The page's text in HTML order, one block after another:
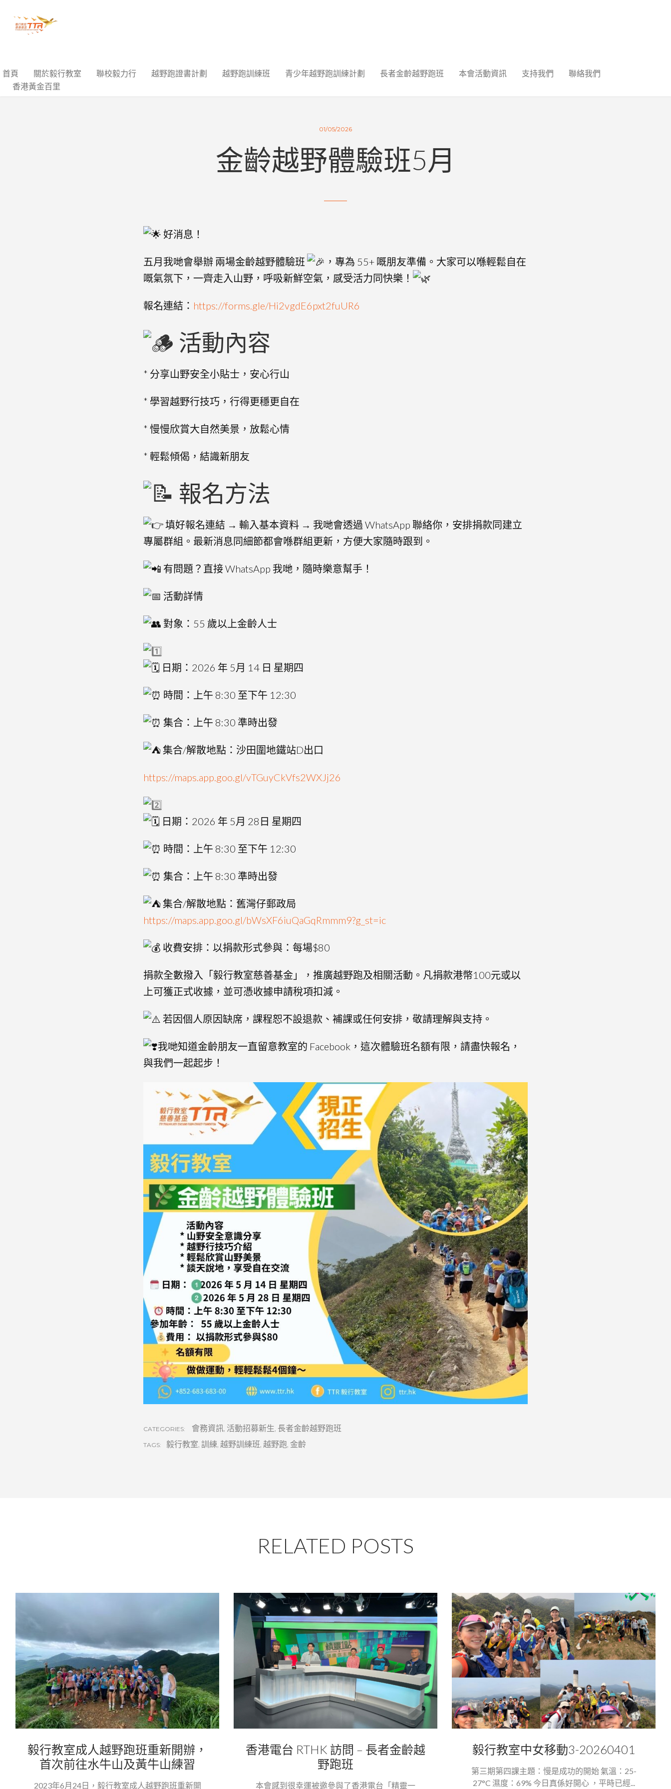
首頁 關於毅行教室 聯校毅力行 越野跑證書計劃 越野跑訓練班 青少年越野跑訓練計劃 長者金齡越野跑班 本會活動資訊 支持我們
聯絡我們
香港黃金百里
01/05/2026
金齡越野體驗班5月
好消息！
五月我哋會舉辦 兩場金齡越野體驗班
，專為 55+ 嘅朋友準備。大家可以喺輕鬆自在
嘅氣氛下，一齊走入山野，呼吸新鮮空氣，感受活力同快樂！
報名連結： https://forms.gle/Hi2vgdE6pxt2fuUR6
活動內容
* 分享山野安全小貼士，安心行山
* 學習越野行技巧，行得更穩更自在
* 慢慢欣賞大自然美景，放鬆心情
* 輕鬆傾偈，結識新朋友
報名方法
填好報名連結 → 輸入基本資料 → 我哋會透過 WhatsApp 聯絡你，安排捐款同建立
專屬群組。最新消息同細節都會喺群組更新，方便大家隨時跟到。
有問題？直接 WhatsApp 我哋，隨時樂意幫手！
活動詳情
對象：55 歲以上金齡人士
日期：2026 年 5月 14 日 星期四
時間：上午 8:30 至下午 12:30
集合：上午 8:30 準時出發
集合/解散地點：沙田圍地鐵站D出口
https://maps.app.goo.gl/vTGuyCkVfs2WXJj26
日期：2026 年 5月 28日 星期四
時間：上午 8:30 至下午 12:30
集合：上午 8:30 準時出發
集合/解散地點：舊灣仔郵政局
https://maps.app.goo.gl/bWsXF6iuQaGqRmmm9?g_st=ic
收費安排：以捐款形式參與：每場$80
捐款全數撥入「毅行教室慈善基金」，推廣越野跑及相關活動。凡捐款港幣100元或以
上可獲正式收據，並可憑收據申請稅項扣減。
若因個人原因缺席，課程恕不設退款、補課或任何安排，敬請理解與支持。
我哋知道金齡朋友一直留意教室的 Facebook，這次體驗班名額有限，請盡快報名，
與我們一起起步！
CATEGORIES: 會務資訊, 活動招募新生, 長者金齡越野跑班
TAGS: 毅行教室, 訓練, 越野訓練班, 越野跑, 金齡
RELATED POSTS
毅行教室成人越野跑班重新開辦，
首次前往水牛山及黃牛山練習
2023年6月24日，毅行教室成人越野跑班重新開
香港電台 RTHK 訪問 – 長者金齡越
野跑班
本會感到很幸運被邀參與了香港電台「精靈一
毅行教室中女移動3-20260401
第三期第四課主題：慢是成功的開始 氣溫：25-
27°C 濕度：69% 今日真係好開心 ，平時已經...